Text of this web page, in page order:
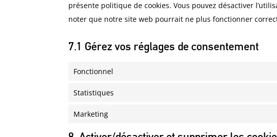
présente politique de cookies. Vous pouvez désactiver
noter que notre site web pourrait ne plus fonctionner
7.1 Gérez vos réglages de consentement
Fonctionnel
Statistiques
Marketing